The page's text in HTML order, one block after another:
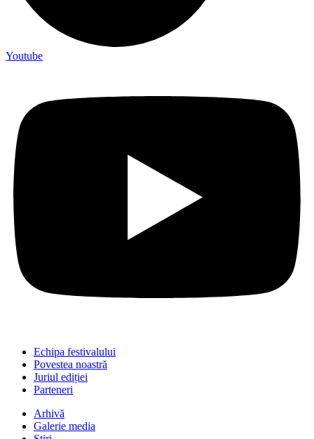
Youtube
Echipa festivalului
Povestea noastră
Juriul ediției
Parteneri
Arhivă
Galerie media